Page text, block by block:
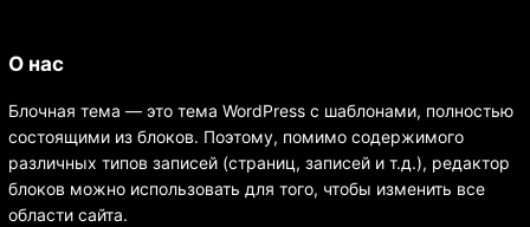
О нас
Блочная тема — это тема WordPress с шаблонами, полностью
состоящими из блоков. Поэтому, помимо содержимого
различных типов записей (страниц, записей и т.д.), редактор
блоков можно использовать для того, чтобы изменить все
области сайта.